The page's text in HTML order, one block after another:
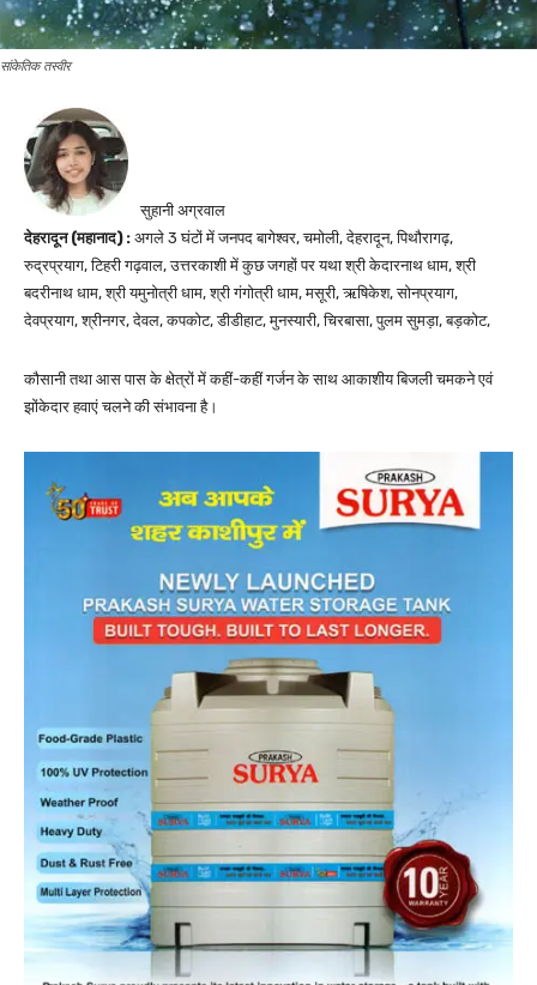
सांकेतिक तस्वीर
सुहानी अग्रवाल
देहरादून (महानाद) : अगले 3 घंटों में जनपद बागेश्वर, चमोली, देहरादून, पिथौरागढ़,
रुद्रप्रयाग, टिहरी गढ़वाल, उत्तरकाशी में कुछ जगहों पर यथा श्री केदारनाथ धाम, श्री
बदरीनाथ धाम, श्री यमुनोत्री धाम, श्री गंगोत्री धाम, मसूरी, ऋषिकेश, सोनप्रयाग,
देवप्रयाग, श्रीनगर, देवल, कपकोट, डीडीहाट, मुनस्यारी, चिरबासा, पुलम सुमड़ा, बड़कोट,
कौसानी तथा आस पास के क्षेत्रों में कहीं-कहीं गर्जन के साथ आकाशीय बिजली चमकने एवं
झोंकेदार हवाएं चलने की संभावना है।